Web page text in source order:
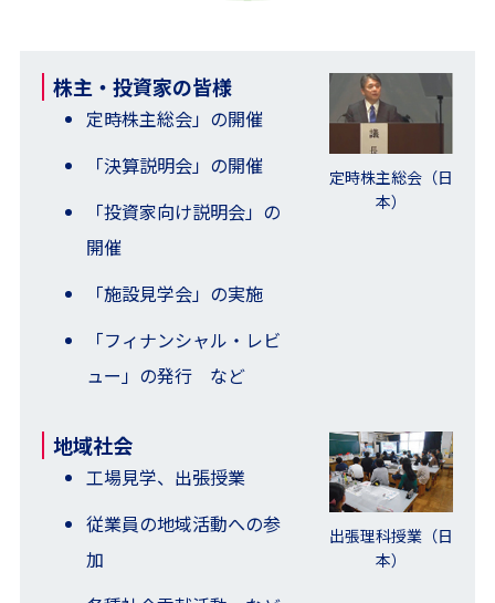
株主・投資家の皆様
定時株主総会」の開催
「決算説明会」の開催
「投資家向け説明会」の
開催
「施設見学会」の実施
「フィナンシャル・レビ
ュー」の発行 など
定時株主総会（日
本）
地域社会
工場見学、出張授業
従業員の地域活動への参
加
出張理科授業（日
本）